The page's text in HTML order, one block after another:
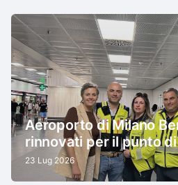
Aeroporto di Milano
rinnovati per il punto
23 Lug 2026